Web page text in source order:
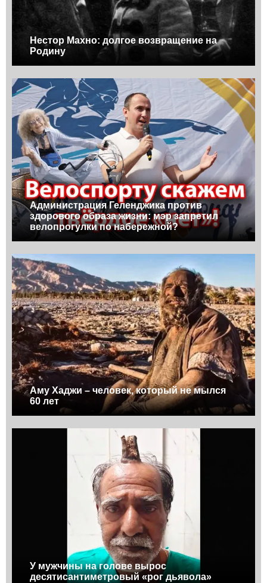
Нестор Махно: долгое возвращение на
Родину
Администрация Геленджика против
здорового образа жизни: мэр запретил
велопрогулки по набережной?
Аму Хаджи – человек, который не мылся
60 лет
У мужчины на голове вырос
десятисантиметровый «рог дьявола»